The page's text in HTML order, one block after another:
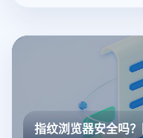
指纹浏览器安全吗